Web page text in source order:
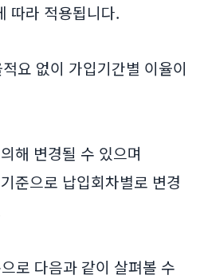
따라 적용됩니다.
요 없이 가입기간별 이율이
해 변경될 수 있으며
준으로 납입회차별로 변경
로 다음과 같이 살펴볼 수